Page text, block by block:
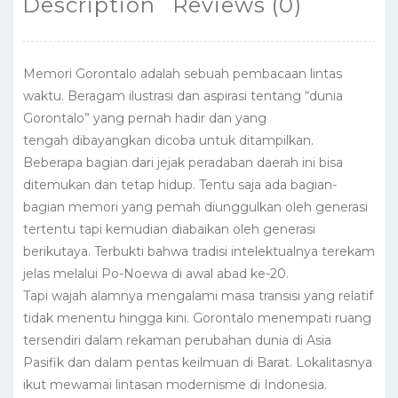
Memori Gorontalo adalah sebuah pembacaan lintas
waktu. Beragam ilustrasi dan aspirasi tentang “dunia
Gorontalo” yang pernah hadir dan yang
tengah dibayangkan dicoba untuk ditampilkan.
Beberapa bagian dari jejak peradaban daerah ini bisa
ditemukan dan tetap hidup. Tentu saja ada bagian-
bagian memori yang pemah diunggulkan oleh generasi
tertentu tapi kemudian diabaikan oleh generasi
berikutaya. Terbukti bahwa tradisi intelektualnya terekam
jelas melalui Po-Noewa di awal abad ke-20.
Tapi wajah alamnya mengalami masa transisi yang relatif
tidak menentu hingga kini. Gorontalo menempati ruang
tersendiri dalam rekaman perubahan dunia di Asia
Pasifik dan dalam pentas keilmuan di Barat. Lokalitasnya
ikut mewamai lintasan modernisme di Indonesia.